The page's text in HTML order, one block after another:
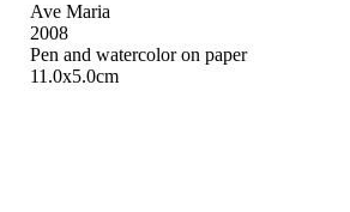
Ave Maria
2008
Pen and watercolor on paper
11.0x5.0cm